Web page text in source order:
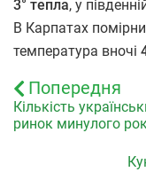
3° тепла, у
В Карпатах
температура вночі
Попередня
Кількість
ринок минулого